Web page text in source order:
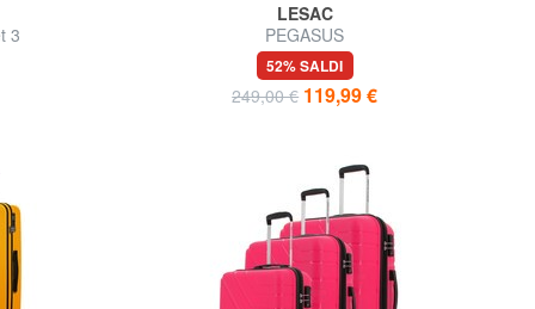
3
LESAC
PEGASUS
52% SALDI
249,00 € 119,99 €